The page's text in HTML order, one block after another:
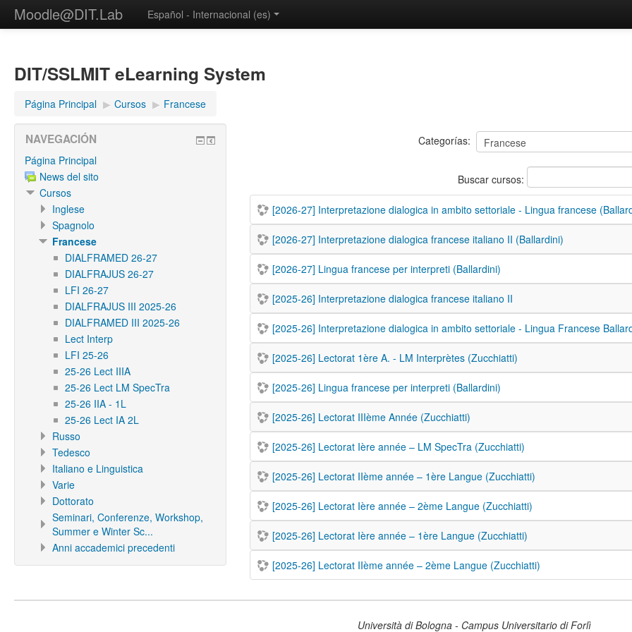
Moodle@DIT.Lab Español - Internacional ‎(es)‎
DIT/SSLMIT eLearning System
Página Principal ▶︎ Cursos ▶︎ Francese
Categorías:
Buscar cursos:
[2026-27] Interpretazione dialogica in ambito settoriale - Lingua francese
[2026-27] Interpretazione dialogica francese italiano II (Ballardini)
[2026-27] Lingua francese per interpreti (Ballardini)
[2025-26] Interpretazione dialogica francese italiano II
[2025-26] Interpretazione dialogica in ambito settoriale - Lingua Francese
[2025-26] Lectorat 1ère A. - LM Interprètes (Zucchiatti)
[2025-26] Lingua francese per interpreti (Ballardini)
[2025-26] Lectorat IIIème Année (Zucchiatti)
[2025-26] Lectorat Ière année – LM SpecTra (Zucchiatti)
[2025-26] Lectorat IIème année – 1ère Langue (Zucchiatti)
[2025-26] Lectorat Ière année – 2ème Langue (Zucchiatti)
[2025-26] Lectorat Ière année – 1ère Langue (Zucchiatti)
[2025-26] Lectorat IIème année – 2ème Langue (Zucchiatti)
NAVEGACIÓN
Página Principal
News del sito
Cursos
Inglese
Spagnolo
Francese
DIALFRAMED 26-27
DIALFRAJUS 26-27
LFI 26-27
DIALFRAJUS III 2025-26
DIALFRAMED III 2025-26
Lect Interp
LFI 25-26
25-26 Lect IIIA
25-26 Lect LM SpecTra
25-26 IIA - 1L
25-26 Lect IA 2L
Russo
Tedesco
Italiano e Linguistica
Varie
Dottorato
Seminari, Conferenze, Workshop,
Summer e Winter Sc...
Anni accademici precedenti
Università di Bologna - Campus Universitario di Forlì